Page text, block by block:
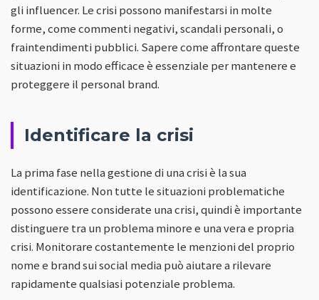
gli influencer. Le crisi possono manifestarsi in molte
forme, come commenti negativi, scandali personali, o
fraintendimenti pubblici. Sapere come affrontare queste
situazioni in modo efficace è essenziale per mantenere e
proteggere il personal brand.
Identificare la crisi
La prima fase nella gestione di una crisi è la sua
identificazione. Non tutte le situazioni problematiche
possono essere considerate una crisi, quindi è importante
distinguere tra un problema minore e una vera e propria
crisi. Monitorare costantemente le menzioni del proprio
nome e brand sui social media può aiutare a rilevare
rapidamente qualsiasi potenziale problema.